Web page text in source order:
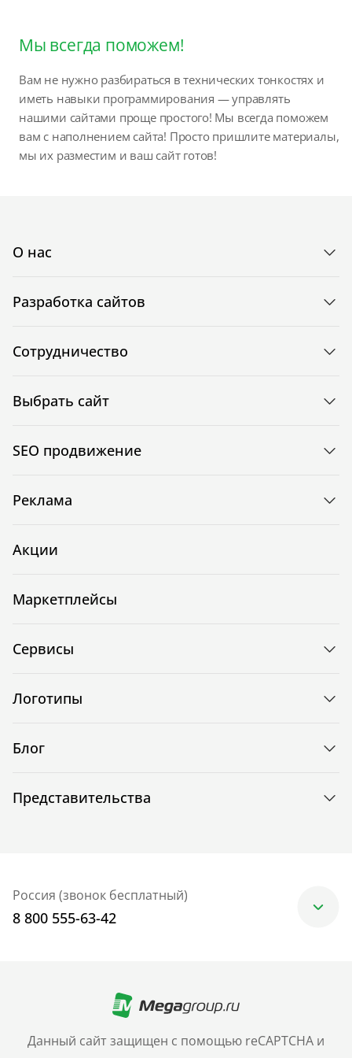
Мы всегда поможем!
Вам не нужно разбираться в технических тонкостях и
иметь навыки программирования — управлять
нашими сайтами проще простого! Мы всегда поможем
вам с наполнением сайта! Просто пришлите материалы,
мы их разместим и ваш сайт готов!
Данный сайт защищен с помощью reCAPTCHA и
О нас
Разработка сайтов
Сотрудничество
Выбрать сайт
SEO продвижение
Реклама
Акции
Маркетплейсы
Сервисы
Логотипы
Блог
Представительства
Россия (звонок бесплатный)
8 800 555-63-42
+7 (499) 705-30-10
Санкт-Петербург